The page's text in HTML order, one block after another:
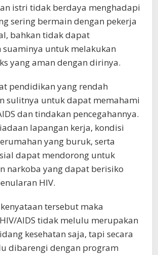
istri tidak berdaya menghadapi
sering bermain dengan pekerja
bahkan tidak dapat
suaminya untuk melakukan
yang aman dengan dirinya.
pendidikan yang rendah
sulitnya untuk dapat memahami
dan tindakan pencegahannya.
lapangan kerja, kondisi
yang buruk, serta
dapat mendorong untuk
narkoba yang dapat berisiko
HIV.
tersebut maka
AIDS tidak melulu merupakan
kesehatan saja, tapi secara
dibarengi dengan program